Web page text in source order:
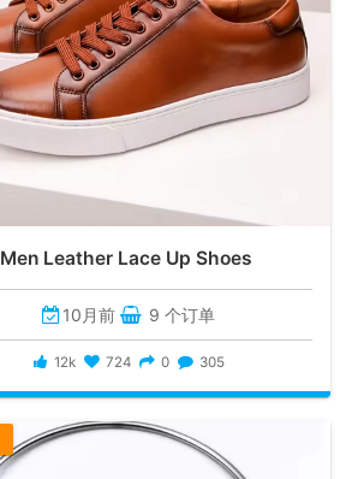
Men Leather Lace Up Shoes
10月前 9 个订单
12k 724 0 305